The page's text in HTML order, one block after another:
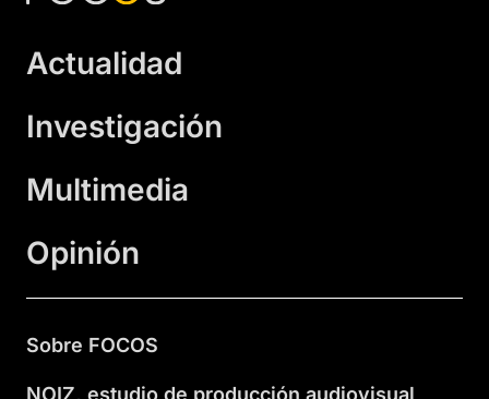
Actualidad
Investigación
Multimedia
Opinión
Sobre FOCOS